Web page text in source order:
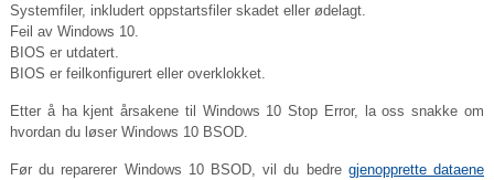
Systemfiler, inkludert oppstartsfiler skadet eller ødelagt.
Feil av Windows 10.
BIOS er utdatert.
BIOS er feilkonfigurert eller overklokket.
Etter å ha kjent årsakene til Windows 10 Stop Error, la oss snakke om
hvordan du løser Windows 10 BSOD.
Før du reparerer Windows 10 BSOD, vil du bedre gjenopprette dataene